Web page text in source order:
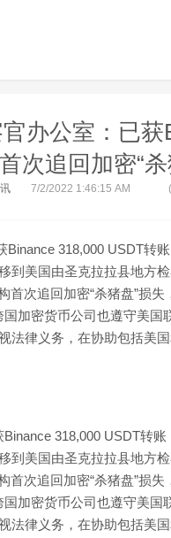
办公室：已
次追回加密“
7/2/2022 1:46:15 AM
318,000 USDT转
到美国由圣克拉拉县地方
次追回加密“杀猪盘”损
加密货币公司也遵守美国
法律义务，在协助包括美
318,000 USDT转
到美国由圣克拉拉县地方
次追回加密“杀猪盘”损
加密货币公司也遵守美国
法律义务，在协助包括美